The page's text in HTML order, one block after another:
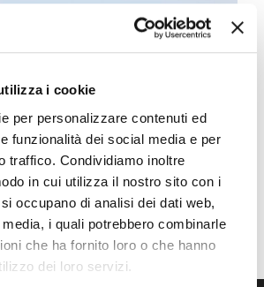
i cookie
per personalizzare contenuti ed
funzionalità dei social media e per
traffico. Condividiamo inoltre
in cui utilizza il nostro sito con i
occupano di analisi dei dati web,
i quali potrebbero combinarle
che ha fornito loro o che hanno
dei loro servizi.
advice
diving, kite and windsurfing,
Discover more